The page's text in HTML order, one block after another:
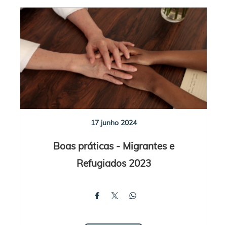
17 junho 2024
Boas práticas - Migrantes e
Refugiados 2023